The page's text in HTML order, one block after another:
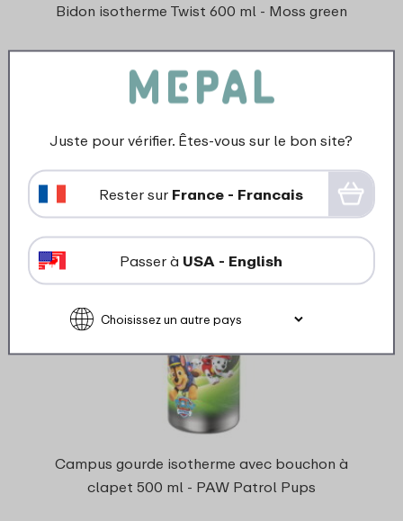
Bidon isotherme Twist 600 ml - Moss green
5 Couleurs
30
Campus gourde isotherme avec bouchon à
clapet 500 ml - PAW Patrol Pups
Juste pour vérifier. Êtes-vous sur le bon site?
Rester sur France - Francais
Passer à USA - English